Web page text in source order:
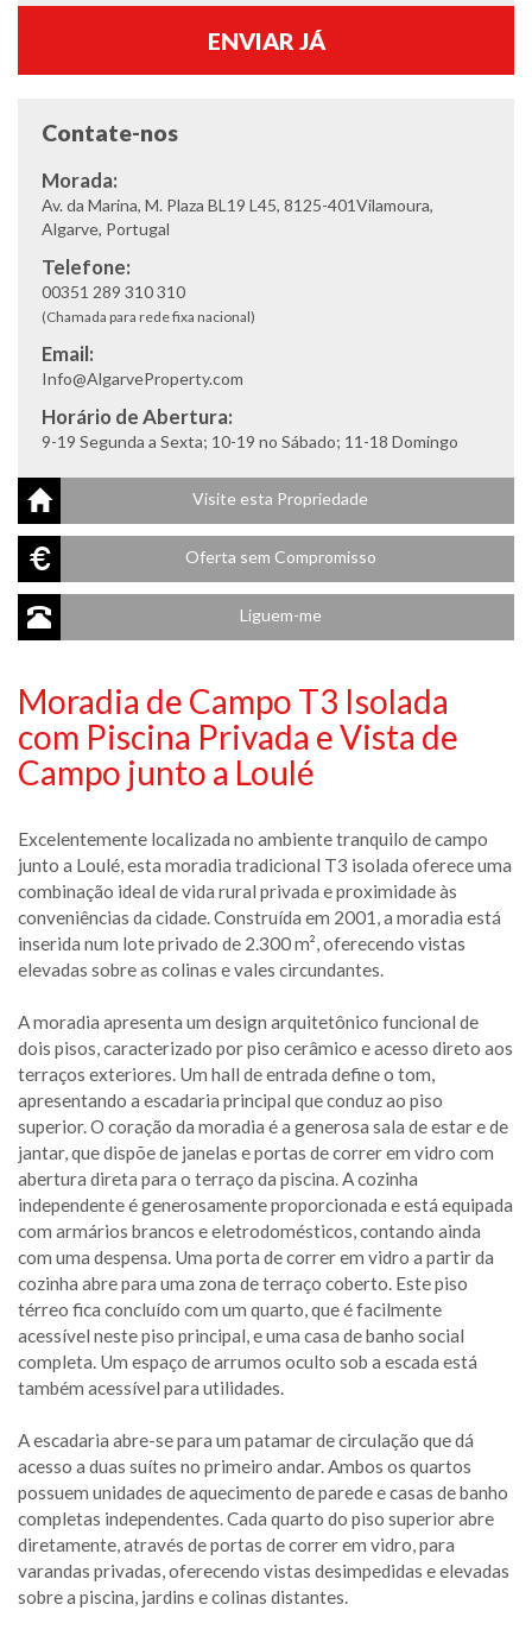
Visite esta Propriedade
Oferta sem Compromisso
Liguem-me
Moradia de Campo T3 Isolada
com Piscina Privada e Vista de
Campo junto a Loulé
Excelentemente localizada no ambiente tranquilo de campo
junto a Loulé, esta moradia tradicional T3 isolada oferece uma
combinação ideal de vida rural privada e proximidade às
conveniências da cidade. Construída em 2001, a moradia está
inserida num lote privado de 2.300 m², oferecendo vistas
elevadas sobre as colinas e vales circundantes.
A moradia apresenta um design arquitetônico funcional de
dois pisos, caracterizado por piso cerâmico e acesso direto aos
terraços exteriores. Um hall de entrada define o tom,
apresentando a escadaria principal que conduz ao piso
superior. O coração da moradia é a generosa sala de estar e de
jantar, que dispõe de janelas e portas de correr em vidro com
abertura direta para o terraço da piscina. A cozinha
independente é generosamente proporcionada e está equipada
com armários brancos e eletrodomésticos, contando ainda
com uma despensa. Uma porta de correr em vidro a partir da
cozinha abre para uma zona de terraço coberto. Este piso
térreo fica concluído com um quarto, que é facilmente
acessível neste piso principal, e uma casa de banho social
completa. Um espaço de arrumos oculto sob a escada está
também acessível para utilidades.
A escadaria abre-se para um patamar de circulação que dá
acesso a duas suítes no primeiro andar. Ambos os quartos
possuem unidades de aquecimento de parede e casas de banho
completas independentes. Cada quarto do piso superior abre
diretamente, através de portas de correr em vidro, para
varandas privadas, oferecendo vistas desimpedidas e elevadas
sobre a piscina, jardins e colinas distantes.
Contate-nos
Morada:
Av. da Marina, M. Plaza BL19 L45, 8125-401Vilamoura,
Algarve, Portugal
Telefone:
00351 289 310 310
(Chamada para rede fixa nacional)
Email:
Info@AlgarveProperty.com
Horário de Abertura:
9-19 Segunda a Sexta; 10-19 no Sábado; 11-18 Domingo